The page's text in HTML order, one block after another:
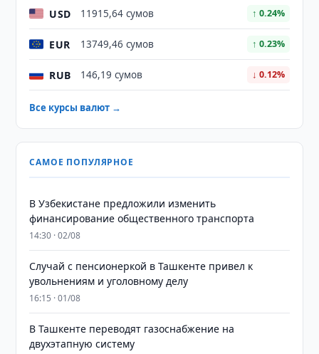
USD 11915,64 сумов ↑ 0.24%
EUR 13749,46 сумов ↑ 0.23%
RUB 146,19 сумов ↓ 0.12%
Все курсы валют →
САМОЕ ПОПУЛЯРНОЕ
В Узбекистане предложили изменить
финансирование общественного транспорта
14:30 · 02/08
Случай с пенсионеркой в Ташкенте привел к
увольнениям и уголовному делу
16:15 · 01/08
В Ташкенте переводят газоснабжение на
двухэтапную систему